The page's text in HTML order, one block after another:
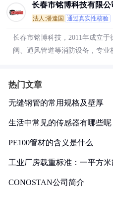
长春市铭博科技有限公
法人:潘逢国 通过真实性核验
长春市铭博科技，2011年成立
阀、通风管道等消防设备，专业
热门文章
无缝钢管的常用规格及壁厚
生活中常见的传感器有哪些呢
PE100管材的含义是什么
工业厂房载重标准：一平方
CONOSTAN公司简介